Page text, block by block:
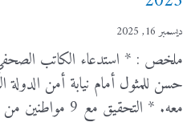
ديسمبر 16, 2025
ملخص : * استدعاء الكاتب
حسن للمثول أمام نيابة أمن الدولة
معه. * التحقيق مع 9